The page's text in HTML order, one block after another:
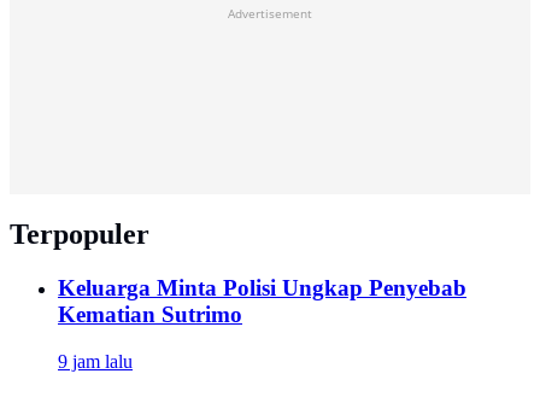
Advertisement
Terpopuler
Keluarga Minta Polisi Ungkap Penyebab
Kematian Sutrimo
9 jam lalu